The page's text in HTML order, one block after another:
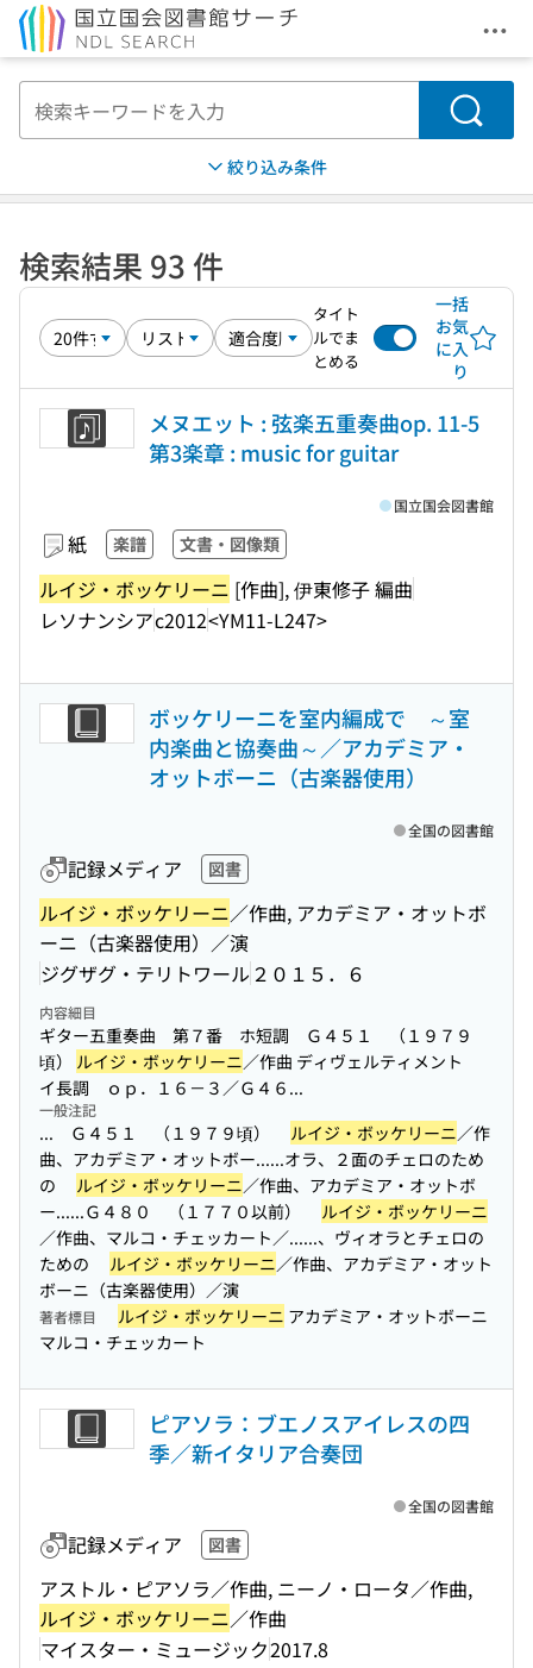
メ
検索
絞り込み条件
検索結果 93 件
タイト
ルでま
とめる
一括
お気
に入
り
メヌエット : 弦楽五重奏曲op. 11-5
第3楽章 : music for guitar
紙 楽譜 文書・図像類
ルイジ・ボッケリーニ [作曲], 伊東修子 編曲
レソナンシアc2012<YM11-L247>
国立国会図書館
ボッケリーニを室内編成で ～室
内楽曲と協奏曲～／アカデミア・
オットボーニ（古楽器使用）
記録メディア 図書
ルイジ・ボッケリーニ／作曲, アカデミア・オットボ
ーニ（古楽器使用）／演
ジグザグ・テリトワール ２０１５．６
全国の図書館
内容細目
ギター五重奏曲 第７番 ホ短調 Ｇ４５１ （１９７９
頃） ルイジ・ボッケリーニ／作曲 ディヴェルティメント
イ長調 ｏｐ．１６－３／Ｇ４６...
一般注記
... Ｇ４５１ （１９７９頃） ルイジ・ボッケリーニ／作
曲、アカデミア・オットボー......オラ、２面のチェロのため
の ルイジ・ボッケリーニ／作曲、アカデミア・オットボ
ー......Ｇ４８０ （１７７０以前） ルイジ・ボッケリーニ
／作曲、マルコ・チェッカート／......、ヴィオラとチェロの
ための ルイジ・ボッケリーニ／作曲、アカデミア・オット
ボーニ（古楽器使用）／演
著者標目 ルイジ・ボッケリーニ アカデミア・オットボーニ
マルコ・チェッカート
ピアソラ：ブエノスアイレスの四
季／新イタリア合奏団
記録メディア 図書
アストル・ピアソラ／作曲, ニーノ・ロータ／作曲,
ルイジ・ボッケリーニ／作曲
マイスター・ミュージック2017.8
全国の図書館